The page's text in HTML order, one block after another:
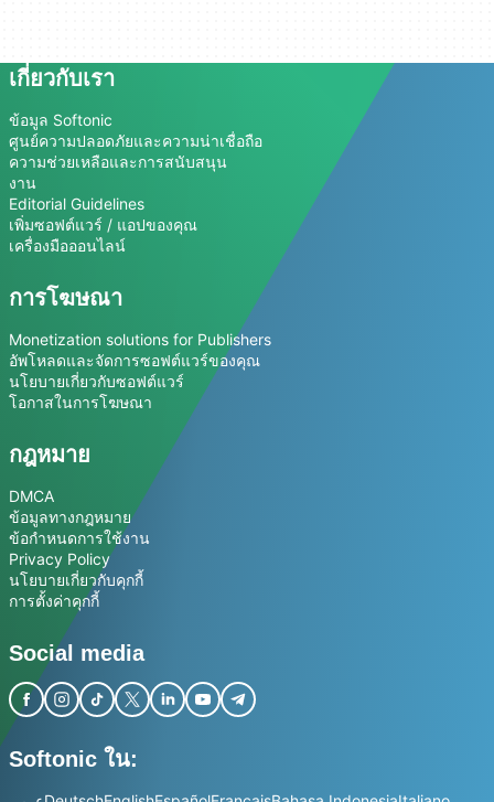
เกี่ยวกับเรา
ข้อมูล Softonic
ศูนย์ความปลอดภัยและความน่าเชื่อถือ
ความช่วยเหลือและการสนับสนุน
งาน
Editorial Guidelines
เพิ่มซอฟต์แวร์ / แอปของคุณ
เครื่องมือออนไลน์
การโฆษณา
Monetization solutions for Publishers
อัพโหลดและจัดการซอฟต์แวร์ของคุณ
นโยบายเกี่ยวกับซอฟต์แวร์
โอกาสในการโฆษณา
กฎหมาย
DMCA
ข้อมูลทางกฎหมาย
ข้อกำหนดการใช้งาน
Privacy Policy
นโยบายเกี่ยวกับคุกกี้
การตั้งค่าคุกกี้
Social media
Softonic ใน: